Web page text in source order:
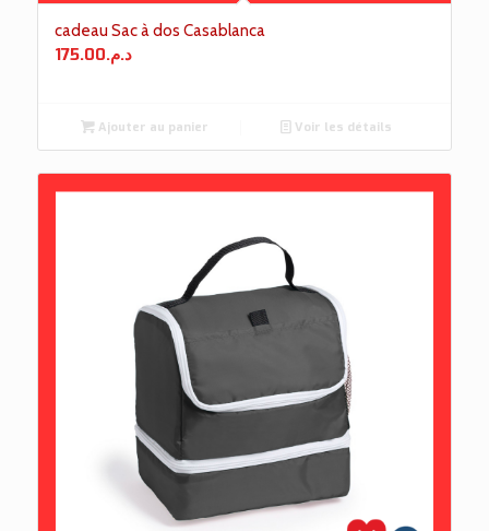
cadeau Sac à dos Casablanca
د.م.175.00
Ajouter au panier Voir les détails